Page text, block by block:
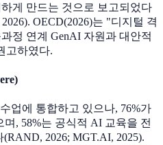
게 만드는 것으로 보고되었다
2026). OECD(2026)는 "디지털 격
정 연계 GenAI 자원과 대안적
고하였다.
업에 통합하고 있으나, 76%가
, 58%는 공식적 AI 교육을 전
2026; MGT.AI, 2025).